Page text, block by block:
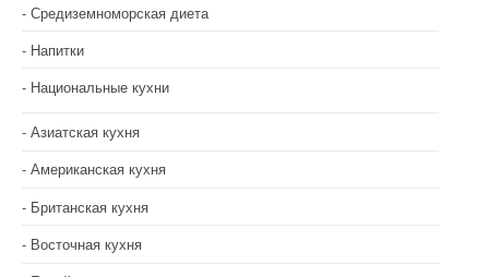
Средиземноморская диета
Напитки
Национальные кухни
Азиатская кухня
Американская кухня
Британская кухня
Восточная кухня